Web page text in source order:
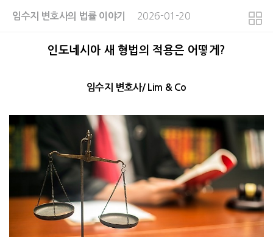
임수지 변호사의 법률 이야기 2026-01-20
인도네시아 새 형법의 적용은 어떻게?
임수지 변호사/ Lim & Co